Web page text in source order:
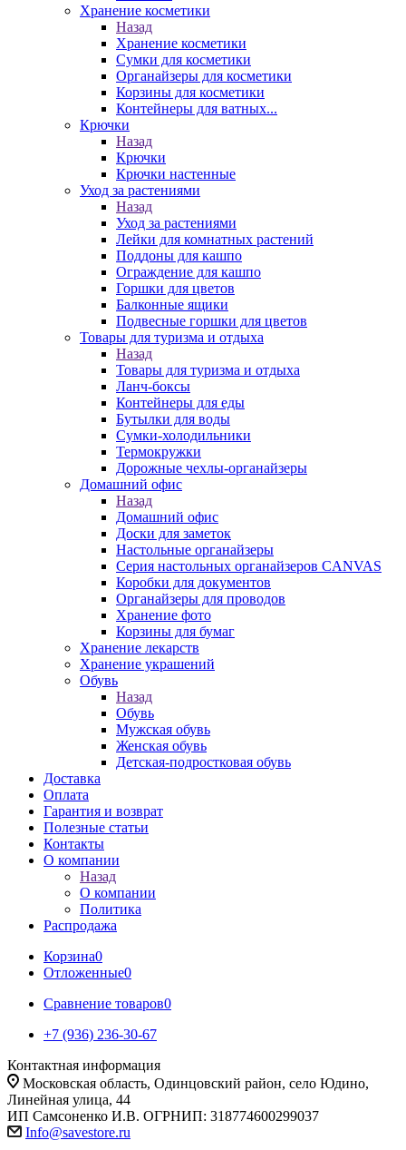
Хранение косметики
Назад
Хранение косметики
Сумки для косметики
Органайзеры для косметики
Корзины для косметики
Контейнеры для ватных...
Крючки
Назад
Крючки
Крючки настенные
Уход за растениями
Назад
Уход за растениями
Лейки для комнатных растений
Поддоны для кашпо
Ограждение для кашпо
Горшки для цветов
Балконные ящики
Подвесные горшки для цветов
Товары для туризма и отдыха
Назад
Товары для туризма и отдыха
Ланч-боксы
Контейнеры для еды
Бутылки для воды
Сумки-холодильники
Термокружки
Дорожные чехлы-органайзеры
Домашний офис
Назад
Домашний офис
Доски для заметок
Настольные органайзеры
Серия настольных органайзеров CANVAS
Коробки для документов
Органайзеры для проводов
Хранение фото
Корзины для бумаг
Хранение лекарств
Хранение украшений
Обувь
Назад
Обувь
Мужская обувь
Женская обувь
Детская-подростковая обувь
Доставка
Оплата
Гарантия и возврат
Полезные статьи
Контакты
О компании
Назад
О компании
Политика
Распродажа
Корзина0
Отложенные0
Сравнение товаров0
+7 (936) 236-30-67
Контактная информация
Московская область, Одинцовский район, село Юдино,
Линейная улица, 44
ИП Самсоненко И.В. ОГРНИП: 318774600299037
Info@savestore.ru